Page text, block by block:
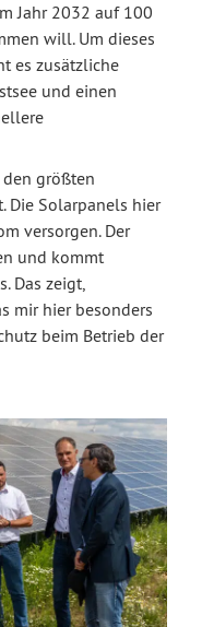
Jahr 2032 auf 100
will. Um dieses
es zusätzliche
und einen
größten
Die Solarpanels hier
versorgen. Der
und kommt
Das zeigt,
mir hier besonders
beim Betrieb der